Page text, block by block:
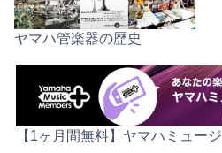
ヤマハ管楽器の歴史
【1ヶ月間無料】ヤマハミュー